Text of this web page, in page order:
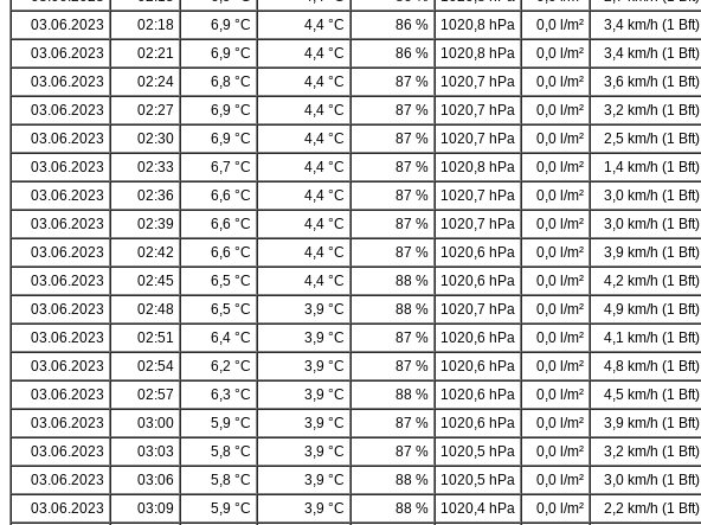
03.06.2023
02:18 6,9 °C 4,4 °C 86 % 1020,8 hPa 0,0 l/m² 3,4 km/h (1 Bft)
03.06.2023
02:21 6,9 °C 4,4 °C 86 % 1020,8 hPa 0,0 l/m² 3,4 km/h (1 Bft)
03.06.2023
02:24 6,8 °C 4,4 °C 87 % 1020,7 hPa 0,0 l/m² 3,6 km/h (1 Bft)
03.06.2023
02:27 6,9 °C 4,4 °C 87 % 1020,7 hPa 0,0 l/m² 3,2 km/h (1 Bft)
03.06.2023
02:30 6,9 °C 4,4 °C 87 % 1020,7 hPa 0,0 l/m² 2,5 km/h (1 Bft)
03.06.2023
02:33 6,7 °C 4,4 °C 87 % 1020,8 hPa 0,0 l/m² 1,4 km/h (1 Bft)
03.06.2023
02:36 6,6 °C 4,4 °C 87 % 1020,7 hPa 0,0 l/m² 3,0 km/h (1 Bft)
03.06.2023
02:39 6,6 °C 4,4 °C 87 % 1020,7 hPa 0,0 l/m² 3,0 km/h (1 Bft)
03.06.2023
02:42 6,6 °C 4,4 °C 87 % 1020,6 hPa 0,0 l/m² 3,9 km/h (1 Bft)
03.06.2023
02:45 6,5 °C 4,4 °C 88 % 1020,6 hPa 0,0 l/m² 4,2 km/h (1 Bft)
03.06.2023
02:48 6,5 °C 3,9 °C 88 % 1020,7 hPa 0,0 l/m² 4,9 km/h (1 Bft)
03.06.2023
02:51 6,4 °C 3,9 °C 87 % 1020,6 hPa 0,0 l/m² 4,1 km/h (1 Bft)
03.06.2023
02:54 6,2 °C 3,9 °C 87 % 1020,6 hPa 0,0 l/m² 4,8 km/h (1 Bft)
03.06.2023
02:57 6,3 °C 3,9 °C 88 % 1020,6 hPa 0,0 l/m² 4,5 km/h (1 Bft)
03.06.2023
03:00 5,9 °C 3,9 °C 87 % 1020,6 hPa 0,0 l/m² 3,9 km/h (1 Bft)
03.06.2023
03:03 5,8 °C 3,9 °C 87 % 1020,5 hPa 0,0 l/m² 3,2 km/h (1 Bft)
03.06.2023
03:06 5,8 °C 3,9 °C 88 % 1020,5 hPa 0,0 l/m² 3,0 km/h (1 Bft)
03.06.2023
03:09 5,9 °C 3,9 °C 88 % 1020,4 hPa 0,0 l/m² 2,2 km/h (1 Bft)